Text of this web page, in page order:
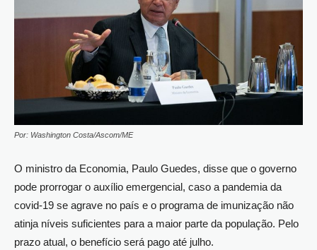
Por: Washington Costa/Ascom/ME
O ministro da Economia, Paulo Guedes, disse que o governo
pode prorrogar o auxílio emergencial, caso a pandemia da
covid-19 se agrave no país e o programa de imunização não
atinja níveis suficientes para a maior parte da população. Pelo
prazo atual, o benefício será pago até julho.